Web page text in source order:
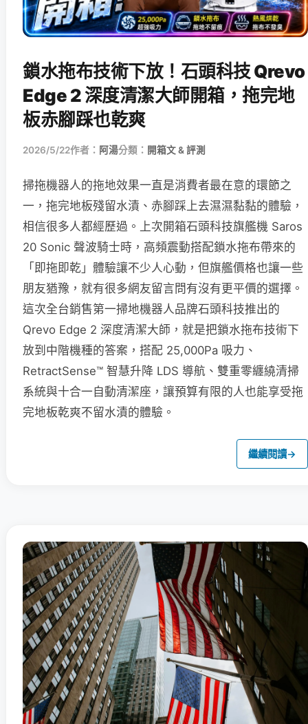
鎖水拖布技術下放！石頭科技 Qrevo
Edge 2 深度清潔大師開箱，拖完地
板赤腳踩也乾爽
2026/5/22作者： 阿湯分類： 開箱文 & 評測
掃拖機器人的拖地效果一直是消費者最在意的環節之
一，拖完地板殘留水漬、赤腳踩上去濕濕黏黏的體驗，
相信很多人都經歷過。上次開箱石頭科技旗艦機 Saros
20 Sonic 聲波騎士時，高頻震動搭配鎖水拖布帶來的
「即拖即乾」體驗讓不少人心動，但旗艦價格也讓一些
朋友猶豫，就有很多網友留言問有沒有更平價的選擇。
這次全台銷售第一掃地機器人品牌石頭科技推出的
Qrevo Edge 2 深度清潔大師，就是把鎖水拖布技術下
放到中階機種的答案，搭配 25,000Pa 吸力、
RetractSense™ 智慧升降 LDS 導航、雙重零纏繞清掃
系統與十合一自動清潔座，讓預算有限的人也能享受拖
完地板乾爽不留水漬的體驗。
繼續閱讀→